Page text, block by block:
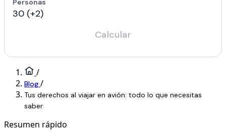
/
Blog /
Tus derechos al viajar en avión: todo lo que necesitas
saber
Resumen rápido